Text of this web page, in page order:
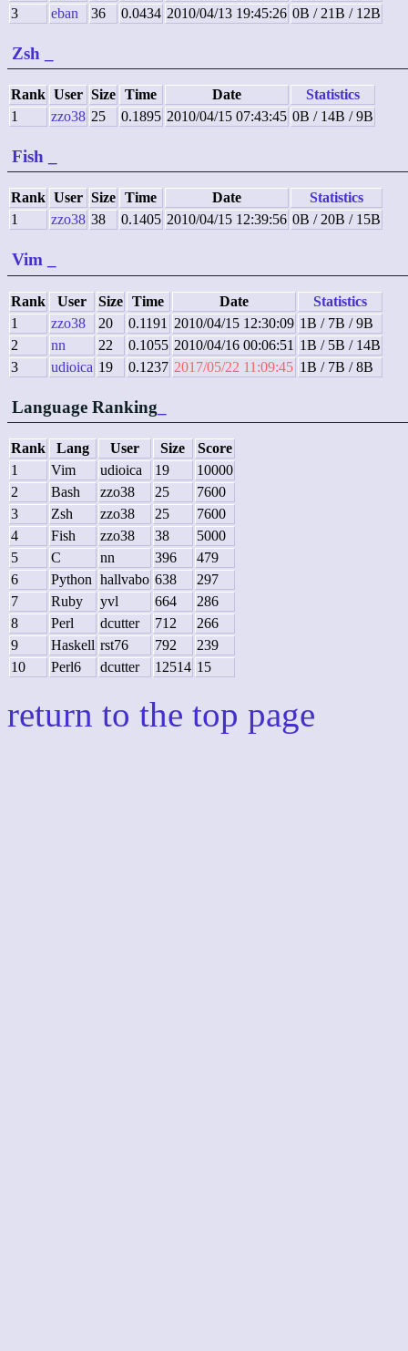
3
eban 36 0.0434 2010/04/13 19:45:26 0B / 21B / 12B
Zsh
Rank User Size Time Date
Statistics
1
zzo38 25 0.1895 2010/04/15 07:43:45 0B / 14B / 9B
Fish
Rank User Size Time Date
Statistics
1
zzo38 38 0.1405 2010/04/15 12:39:56 0B / 20B / 15B
Vim
Rank User Size Time Date
Statistics
1
zzo38 20 0.1191 2010/04/15 12:30:09 1B / 7B / 9B
2
nn 22 0.1055 2010/04/16 00:06:51 1B / 5B / 14B
3
udioica 19 0.1237 2017/05/22 11:09:45 1B / 7B / 8B
Language Ranking
Rank Lang User Size
Score
1
Vim udioica 19
10000
2
Bash zzo38 25
7600
3
Zsh zzo38 25
7600
4
Fish zzo38 38
5000
5
C nn 396
479
6
Python hallvabo 638
297
7
Ruby yvl 664
286
8
Perl dcutter 712
266
9
Haskell rst76 792
239
10
Perl6 dcutter 12514 15
return to the top page